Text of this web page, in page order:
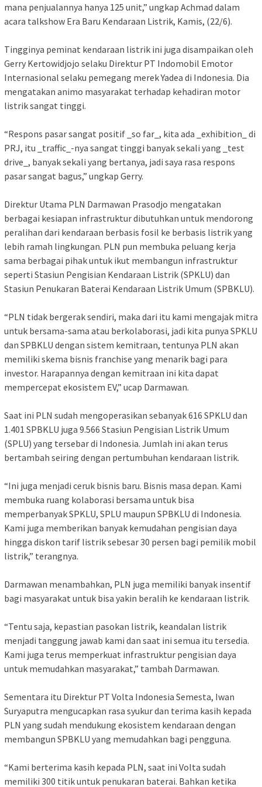
mana penjualannya hanya 125 unit,” ungkap Achmad dalam
acara talkshow Era Baru Kendaraan Listrik, Kamis, (22/6).
Tingginya peminat kendaraan listrik ini juga disampaikan oleh
Gerry Kertowidjojo selaku Direktur PT Indomobil Emotor
Internasional selaku pemegang merek Yadea di Indonesia. Dia
mengatakan animo masyarakat terhadap kehadiran motor
listrik sangat tinggi.
“Respons pasar sangat positif _so far_, kita ada _exhibition_ di
PRJ, itu _traffic_-nya sangat tinggi banyak sekali yang _test
drive_, banyak sekali yang bertanya, jadi saya rasa respons
pasar sangat bagus,” ungkap Gerry.
Direktur Utama PLN Darmawan Prasodjo mengatakan
berbagai kesiapan infrastruktur dibutuhkan untuk mendorong
peralihan dari kendaraan berbasis fosil ke berbasis listrik yang
lebih ramah lingkungan. PLN pun membuka peluang kerja
sama berbagai pihak untuk ikut membangun infrastruktur
seperti Stasiun Pengisian Kendaraan Listrik (SPKLU) dan
Stasiun Penukaran Baterai Kendaraan Listrik Umum (SPBKLU).
“PLN tidak bergerak sendiri, maka dari itu kami mengajak mitra
untuk bersama-sama atau berkolaborasi, jadi kita punya SPKLU
dan SPBKLU dengan sistem kemitraan, tentunya PLN akan
memiliki skema bisnis franchise yang menarik bagi para
investor. Harapannya dengan kemitraan ini kita dapat
mempercepat ekosistem EV,” ucap Darmawan.
Saat ini PLN sudah mengoperasikan sebanyak 616 SPKLU dan
1.401 SPBKLU juga 9.566 Stasiun Pengisian Listrik Umum
(SPLU) yang tersebar di Indonesia. Jumlah ini akan terus
bertambah seiring dengan pertumbuhan kendaraan listrik.
“Ini juga menjadi ceruk bisnis baru. Bisnis masa depan. Kami
membuka ruang kolaborasi bersama untuk bisa
memperbanyak SPKLU, SPLU maupun SPBKLU di Indonesia.
Kami juga memberikan banyak kemudahan pengisian daya
hingga diskon tarif listrik sebesar 30 persen bagi pemilik mobil
listrik,” terangnya.
Darmawan menambahkan, PLN juga memiliki banyak insentif
bagi masyarakat untuk bisa yakin beralih ke kendaraan listrik.
“Tentu saja, kepastian pasokan listrik, keandalan listrik
menjadi tanggung jawab kami dan saat ini semua itu tersedia.
Kami juga terus memperkuat infrastruktur pengisian daya
untuk memudahkan masyarakat,” tambah Darmawan.
Sementara itu Direktur PT Volta Indonesia Semesta, Iwan
Suryaputra mengucapkan rasa syukur dan terima kasih kepada
PLN yang sudah mendukung ekosistem kendaraan dengan
membangun SPBKLU yang memudahkan bagi pengguna.
“Kami berterima kasih kepada PLN, saat ini Volta sudah
memiliki 300 titik untuk penukaran baterai. Bahkan ketika